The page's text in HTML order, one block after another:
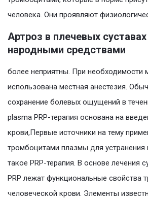
человека. Они проявляют
Артроз в плечевых
народными средствами
более неприятны. При необходимости
использована местная анестезия.
сохранение болевых ощущений в
plasma PRP-терапия основана на
крови,Первые источники на тему
тромбоцитами плазмы для устранения
такое PRP-терапия. В основе лечения
PRP лежат функциональные свойства
человеческой крови. Элементы